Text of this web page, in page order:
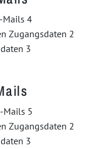
Mails 4
Zugangsdaten 2
3
Mails 5
Zugangsdaten 2
3